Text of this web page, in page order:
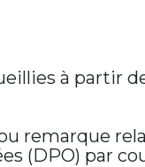
à partir
remarque
(DPO) par